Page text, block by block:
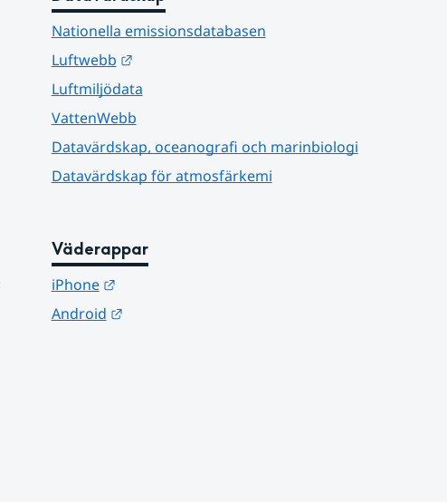
Nationella emissionsdatabasen
Luftwebb
Länk till annan webbplats.
Luftmiljödata
VattenWebb
Datavärdskap, oceanografi och marinbiologi
Datavärdskap för atmosfärkemi
Väderappar
iPhone
Länk till annan webbplats.
Android
Länk till annan webbplats.